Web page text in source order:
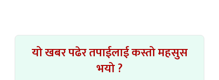
यो खबर पढेर तपाईलाई कस्तो महसुस
भयो ?